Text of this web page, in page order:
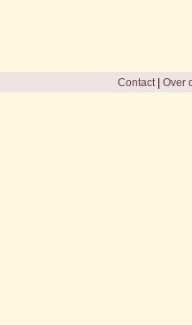
Contact| Over